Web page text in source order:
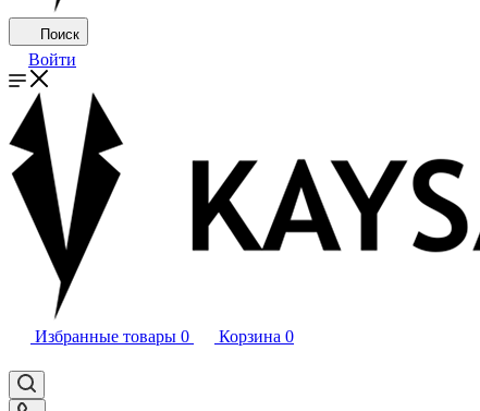
Поиск
Войти
Избранные товары 0 Корзина 0